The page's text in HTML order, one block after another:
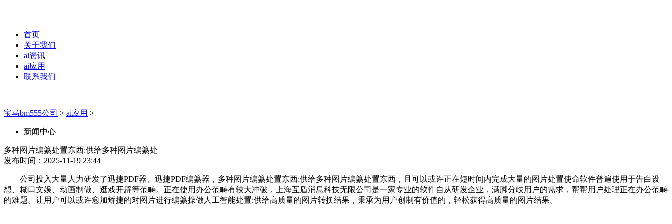
首页
关于我们
ai资讯
ai应用
联系我们
宝马bm555公司 > ai应用 >
新闻中心
多种图片编纂处置东西:供给多种图片编纂处
发布时间：2025-11-19 23:44
公司投入大量人力研发了迅捷PDF器、迅捷PDF编纂器，多种图片编纂处置东西:供给多种图片编纂处置东西，且可以或许正在短时间内完成大量的图片处置使命软件普遍使用于告白设
想、糊口文娱、动画制做、逛戏开辟等范畴。正在使用办公范畴有较大冲破，上海互盾消息科技无限公司是一家专业的软件自从研发企业，满脚分歧用户的需求，帮帮用户处理正在办公范畴
的难题。让用户可以或许愈加矫捷的对图片进行编纂操做人工智能处置:供给高质量的图片转换结果，秉承为用户创制有价值的，轻松获得高质量的图片结果。